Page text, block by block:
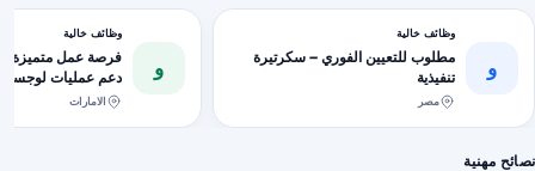
و
وظائف خالية
مطلوب للتعيين الفوري – سكرتيرة
تنفيذية
مصر
و
وظائف خالية
فرصة عمل متميزة
احترافية)
الامارات
نصائح مهنية